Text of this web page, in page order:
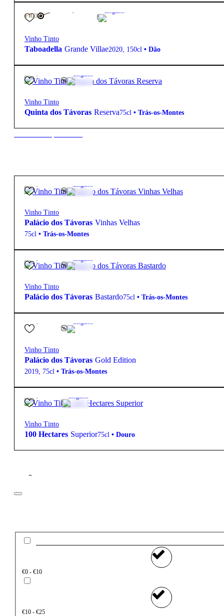
FREE
125,00€ Elegante
Vinho Tinto
Taboadella Grande Villae2020, 150cl • Dão
12,20€ Elegante
Vinho Tinto
Quinta dos Távoras Reserva75cl • Trás-os-Montes
25,15€ Elegante
Vinho Tinto
Palácio dos Távoras Vinhas Velhas
75cl • Trás-os-Montes
25,15€ Elegante
Vinho Tinto
Palácio dos Távoras Bastardo75cl • Trás-os-Montes
71,60€ Elegante
Vinho Tinto
Palácio dos Távoras Gold Edition
2019, 75cl • Trás-os-Montes
12,30€ Elegante
Vinho Tinto
100 Hectares Superior75cl • Douro
Filtros
€0 - €10
€10 - €25